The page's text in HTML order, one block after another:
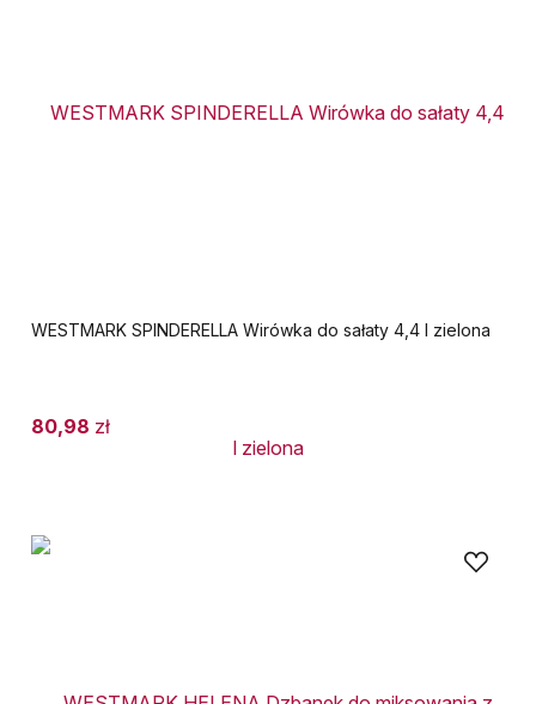
WESTMARK SPINDERELLA Wirówka do sałaty 4,4 l zielona
80,98 zł